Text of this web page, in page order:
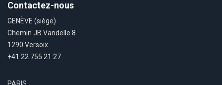
Contactez-nous
GENÈVE (siège)
Chemin JB Vandelle 8
1290 Versoix
+41 22 755 21 27